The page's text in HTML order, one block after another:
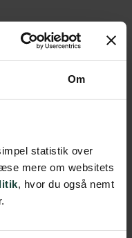
Om
statistik over
mere om websitets
, hvor du også nemt
tredje alder’ er
om at blive forløst i
sjælden sammensat
og ensomheden.
P. En biografi’
2018.